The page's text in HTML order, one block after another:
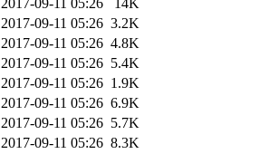
2017-09-11 05:26
14K
2017-09-11 05:26 3.2K
2017-09-11 05:26 4.8K
2017-09-11 05:26 5.4K
2017-09-11 05:26 1.9K
2017-09-11 05:26 6.9K
2017-09-11 05:26 5.7K
2017-09-11 05:26 8.3K